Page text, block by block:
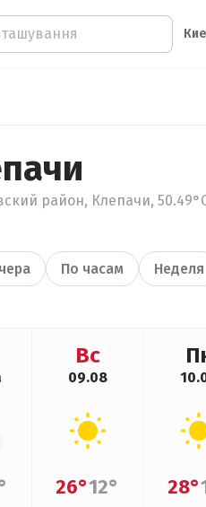
район, Клепачи,
По часам Неделя
Вс
09.08
26°12° 28°